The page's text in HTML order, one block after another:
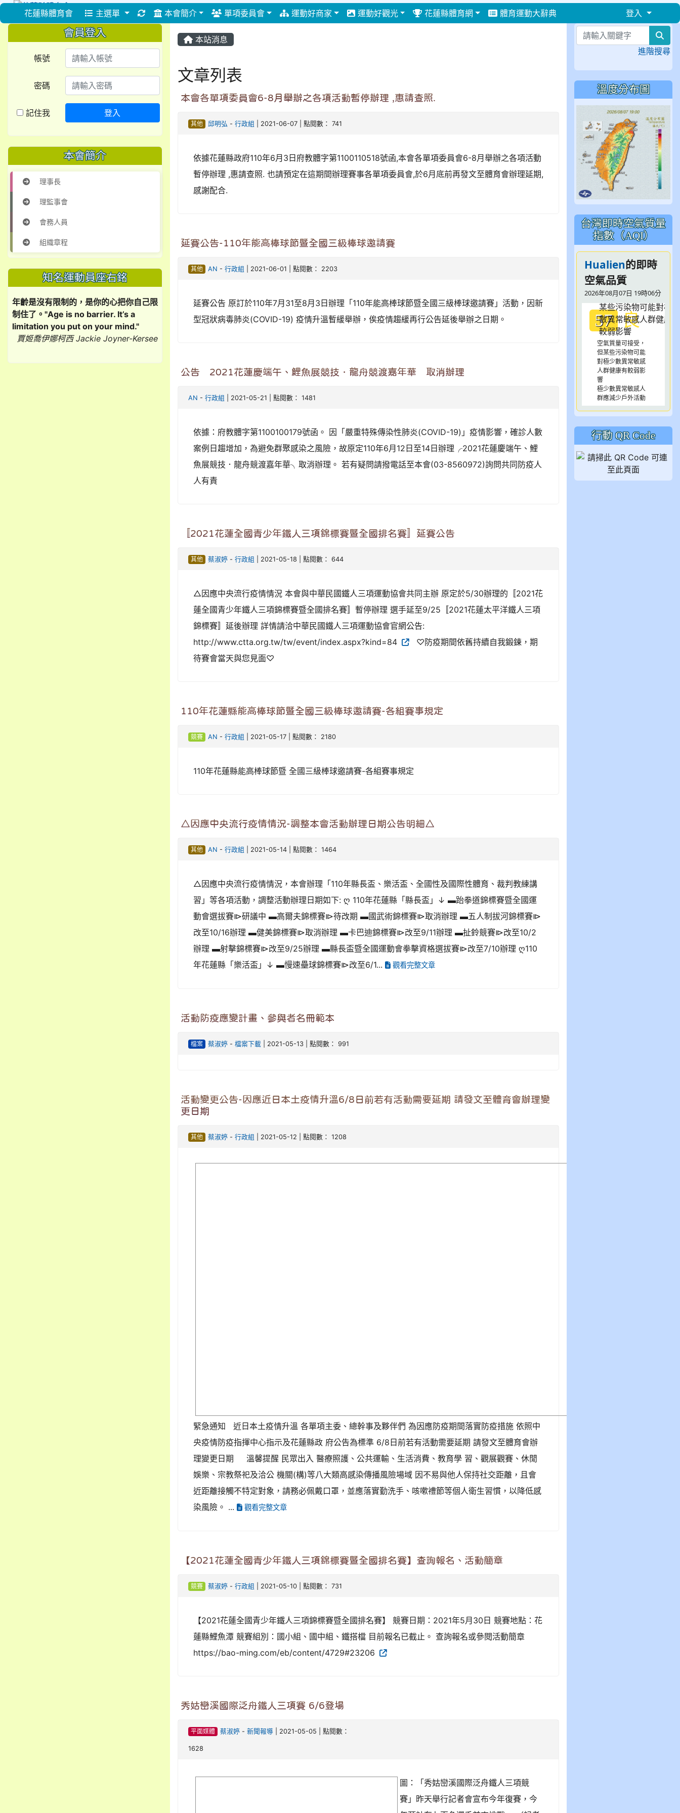
花蓮縣體育會 主選單 重新取得佈景設定
本會簡介 單項委員會 運動好商家 運動好觀光 花蓮縣體育網 體育運動大辭典 登入
本站消息
文章列表
本會各單項委員會6-8月舉辦之各項活動暫停辦理 ,惠請查照.
其他 邱明弘 - 行政組 | 2021-06-07 | 點閱數： 741
依據花蓮縣政府110年6月3日府教體字第1100110518號函,本會各單項委員會6-8月舉辦之各項活動
暫停辦理 ,惠請查照. 也請預定在這期間辦理賽事各單項委員會,於6月底前再發文至體育會辦理延期,
感謝配合.
延賽公告-110年能高棒球節暨全國三級棒球邀請賽
其他 AN - 行政組 | 2021-06-01 | 點閱數： 2203
延賽公告 原訂於110年7月31至8月3日辦理「110年能高棒球節暨全國三級棒球邀請賽」活動，因新
型冠狀病毒肺炎(COVID-19) 疫情升溫暫緩舉辦，俟疫情趨緩再行公告延後舉辦之日期。
公告╭2021花蓮慶端午、鯉魚展競技．龍舟競渡嘉年華╮取消辦理
AN - 行政組 | 2021-05-21 | 點閱數： 1481
依據：府教體字第1100100179號函。 因「嚴重特殊傳染性肺炎(COVID-19)」疫情影響，確診人數
案例日趨增加，為避免群聚感染之風險，故原定110年6月12日至14日辦理╭2021花蓮慶端午、鯉
魚展競技．龍舟競渡嘉年華╮取消辦理。 若有疑問請撥電話至本會(03-8560972)詢問共同防疫人
人有責
〚2021花蓮全國青少年鐵人三項錦標賽暨全國排名賽〛延賽公告
其他 蔡淑婷- 行政組 | 2021-05-18 | 點閱數： 644
△因應中央流行疫情情況 本會與中華民國鐵人三項運動協會共同主辦 原定於5/30辦理的〚2021花
蓮全國青少年鐵人三項錦標賽暨全國排名賽〛​ ​暫停辦理 選手延至9/25〚2021花蓮太平洋鐵人三項
錦標賽〛​ 延後辦理 詳情請洽中華民國鐵人三項運動協會官網公告:​
http://www.ctta.org.tw/tw/event/index.aspx?kind=84​
♡防疫期間依舊持續自我鍛鍊，期
待賽會當天與您見面♡ ​
110年花蓮縣能高棒球節暨全國三級棒球邀請賽-各組賽事規定
競賽 AN - 行政組 | 2021-05-17 | 點閱數： 2180
110年花蓮縣能高棒球節暨 全國三級棒球邀請賽-各組賽事規定
△因應中央流行疫情情況-調整本會活動辦理日期公告明細△
其他 AN - 行政組 | 2021-05-14 | 點閱數： 1464
△因應中央流行疫情情況，本會辦理「110年縣長盃、樂活盃、全國性及國際性體育、裁判教練講
習」等各項活動，調整活動辦理日期如下: ღ 110年花蓮縣「縣長盃」↓ ▬跆拳道錦標賽暨全國運
動會選拔賽⧐研議中 ▬高爾夫錦標賽⧐待改期 ▬國武術錦標賽⧐取消辦理 ▬五人制拔河錦標賽⧐
改至10/16辦理 ▬健美錦標賽⧐取消辦理 ▬卡巴迪錦標賽⧐改至9/11辦理 ▬扯鈴競賽⧐改至10/2
辦理 ▬射擊錦標賽⧐改至9/25辦理 ▬縣長盃暨全國運動會拳擊資格選拔賽⧐改至7/10辦理 ღ110
年花蓮縣「樂活盃」↓ ▬慢速壘球錦標賽⧐改至6/1...
觀看完整文章
活動防疫應變計畫、參與者名冊範本
檔案 蔡淑婷- 檔案下載| 2021-05-13 | 點閱數： 991
活動變更公告-因應近日本土疫情升溫6/8日前若有活動需要延期 請發文至體育會辦理變
更日期
其他 蔡淑婷- 行政組 | 2021-05-12 | 點閱數： 1208
緊急通知 近日本土疫情升溫 各單項主委、總幹事及夥伴們 為因應防疫期間落實防疫措施 依照中
央疫情防疫指揮中心指示及花蓮縣政 府公告為標準 6/8日前若有活動需要延期 請發文至體育會辦
理變更日期 溫馨提醒 民眾出入 醫療照護、公共運輸、生活消費、教育學 習、觀展觀賽、休閒
娛樂、宗教祭祀及洽公 機關(構)等八大類高感染傳播風險場域 因不易與他人保持社交距離，且會
近距離接觸不特定對象，請務必佩戴口罩，並應落實勤洗手、咳嗽禮節等個人衛生習慣，以降低感
染風險。 ...
觀看完整文章
【2021花蓮全國青少年鐵人三項錦標賽暨全國排名賽】查詢報名、活動簡章
競賽 蔡淑婷- 行政組 | 2021-05-10 | 點閱數： 731
【2021花蓮全國青少年鐵人三項錦標賽暨全國排名賽】 競賽日期：2021年5月30日 競賽地點：花
蓮縣鯉魚潭 競賽組別：國小組、國中組、鐵搭檔 目前報名已截止。 查詢報名或參閱活動簡章
https://bao-ming.com/eb/content/4729#23206
秀姑巒溪國際泛舟鐵人三項賽 6/6登場
平面媒體 蔡淑婷- 新聞報導| 2021-05-05 | 點閱數：
1628
圖：「秀姑巒溪國際泛舟鐵人三項競
賽」昨天舉行記者會宣布今年復賽，今
會員登入
帳號
密碼
記住我 登入
本會簡介
理事長
理監事會
會務人員
組織章程
知名運動員座右銘
年齡是沒有限制的，是你的心把你自己限
制住了。"Age is no barrier. It’s a
limitation you put on your mind."
賈姬喬伊娜柯西 Jackie Joyner-Kersee
進階搜尋
溫度分布圖
台灣即時空氣質量
指數（AQI）
Hualien的即時
空氣品質
2026年08月07日 19時06分
57 良
空氣質量可接受，
但某些污染物可能
對極少數異常敏感
人群健康有較弱影
響
極少數異常敏感人
群應減少戶外活動
行動 QR Code